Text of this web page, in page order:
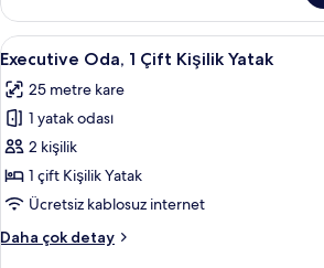
fotoğrafları
görün
Oda,
Tek
Yatak
hakkında
fazla
detay
Executive
Oda,
1
Çift
Kişilik
Yatak
için
fotoğrafları
Executive
8
Executive Oda, 1 Çift Kişilik Yatak
25 metre kare
1 yatak odası
2 kişilik
1 çift Kişilik Yatak
Ücretsiz kablosuz internet
Daha çok detay
Executive